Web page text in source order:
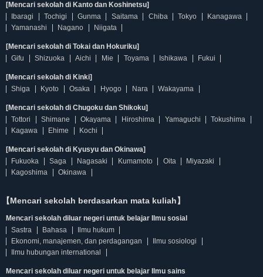
[Mencari sekolah di Kanto dan Koshinetsu]
Ibaragi
Tochigi Gunma Saitama Chiba Tokyo
Kanagawa
Yamanashi
Nagano Niigata
[Mencari sekolah di Tokai dan Hokuriku]
Gifu
Shizuoka Aichi Mie Toyama Ishikawa Fukui
[Mencari sekolah di Kinki]
Shiga
Kyoto Osaka Hyogo Nara Wakayama
[Mencari sekolah di Chugoku dan Shikoku]
Tottori
Shimane Okayama Hiroshima Yamaguchi
Tokushima
Kagawa
Ehime Kochi
[Mencari sekolah di Kyusyu dan Okinawa]
Fukuoka
Saga Nagasaki Kumamoto Oita
Miyazaki
Kagoshima
Okinawa
【Mencari sekolah berdasarkan mata kuliah】
Mencari sekolah diluar negeri untuk belajar Ilmu sosial
Sastra
Bahasa
Ilmu hukum
Ekonomi, manajemen, dan perdagangan
Ilmu sosiologi
Ilmu hubungan international
Mencari sekolah diluar negeri untuk belajar Ilmu sains